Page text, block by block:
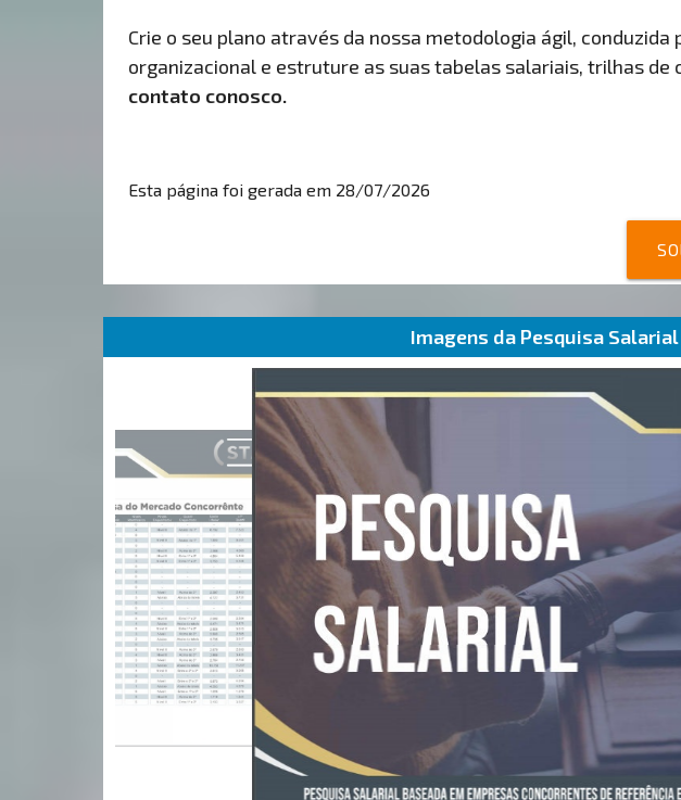
Crie o seu plano através da nossa metodologia ágil,
organizacional e estruture as suas tabelas salariais, trilhas
contato conosco.
Esta página foi gerada em 28/07/2026
Imagens da Pesquisa